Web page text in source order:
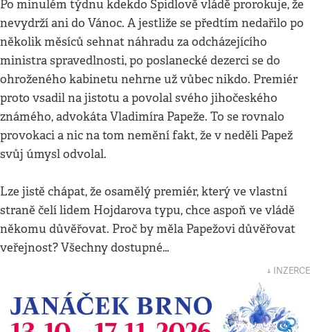
Po minulém týdnu kdekdo Špidlově vládě prorokuje, že
nevydrží ani do Vánoc. A jestliže se předtím nedařilo po
několik měsíců sehnat náhradu za odcházejícího
ministra spravedlnosti, po poslanecké dezerci se do
ohroženého kabinetu nehrne už vůbec nikdo. Premiér
proto vsadil na jistotu a povolal svého jihočeského
známého, advokáta Vladimíra Papeže. To se rovnalo
provokaci a nic na tom nemění fakt, že v neděli Papež
svůj úmysl odvolal.
Lze jistě chápat, že osamělý premiér, který ve vlastní
straně čelí lidem Hojdarova typu, chce aspoň ve vládě
někomu důvěřovat. Proč by měla Papežovi důvěřovat
veřejnost? Všechny dostupné…
↓ INZERCE